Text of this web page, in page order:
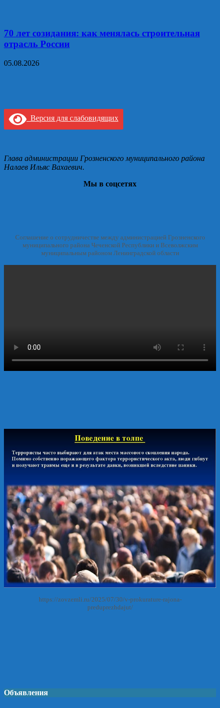
70 лет созидания: как менялась строительная
отрасль России
05.08.2026
Версия для слабовидящих
Глава администрации Грозненского муниципального района
Налаев Ильяс Вахаевич.
Мы в соцсетях
Соглашение о сотрудничестве между администрацией Грозненского
муниципального района Чеченской Республики и Всеволжским
муниципальным районом Ленинградской области
https://zovzemli.ru/2025/07/30/v-prokurature-rajona-
preduprezhdajut/
Объявления